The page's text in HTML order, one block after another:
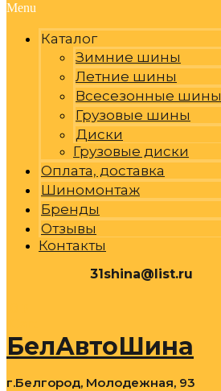
Menu
Каталог
Зимние шины
Летние шины
Всесезонные шины
Грузовые шины
Диски
Грузовые диски
Оплата, доставка
Шиномонтаж
Бренды
Отзывы
Контакты
31shina@list.ru
БелАвтоШина
г.Белгород, Молодежная, 93